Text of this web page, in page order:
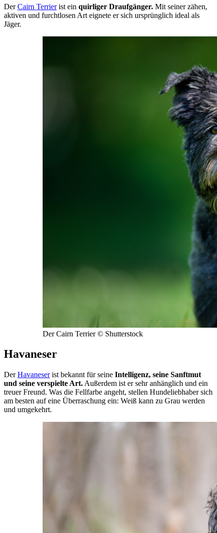
DerCairn Terrierist ein quirliger Draufgänger. Mit seiner zähen,
aktiven und furchtlosen Art eignete er sich ursprünglich ideal als
Jäger.
Der Cairn Terrier © Shutterstock
Havaneser
DerHavaneserist bekannt für seine Intelligenz, seine Sanftmut
und seine verspielte Art. Außerdem ist er sehr anhänglich und ein
treuer Freund. Was die Fellfarbe angeht, stellen Hundeliebhaber sich
am besten auf eine Überraschung ein: Weiß kann zu Grau werden
und umgekehrt.